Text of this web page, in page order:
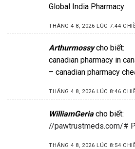
Global India Pharmacy
THÁNG 4 8, 2026 LÚC 7:44
Arthurmossy cho biết:
canadian pharmacy in
– canadian pharmacy
THÁNG 4 8, 2026 LÚC 8:46
WilliamGeria cho biết:
//pawtrustmeds.com/#
THÁNG 4 8, 2026 LÚC 8:54